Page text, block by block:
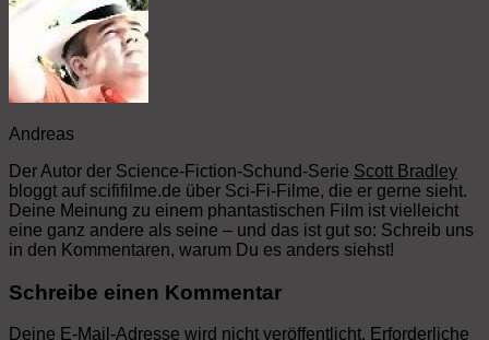
Andreas
Der Autor der Science-Fiction-Schund-Serie Scott Bradley
bloggt auf scififilme.de über Sci-Fi-Filme, die er gerne sieht.
Deine Meinung zu einem phantastischen Film ist vielleicht
eine ganz andere als seine – und das ist gut so: Schreib uns
in den Kommentaren, warum Du es anders siehst!
Schreibe einen Kommentar
Deine E-Mail-Adresse wird nicht veröffentlicht. Erforderliche